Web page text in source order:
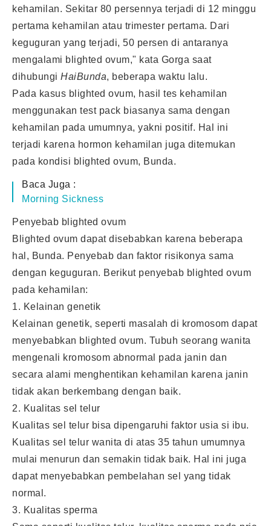
kehamilan. Sekitar 80 persennya terjadi di 12 minggu
pertama kehamilan atau trimester pertama. Dari
keguguran yang terjadi, 50 persen di antaranya
mengalami blighted ovum," kata Gorga saat
dihubungi HaiBunda, beberapa waktu lalu.
Pada kasus blighted ovum, hasil tes kehamilan
menggunakan test pack biasanya sama dengan
kehamilan pada umumnya, yakni positif. Hal ini
terjadi karena hormon kehamilan juga ditemukan
pada kondisi blighted ovum, Bunda.
Baca Juga :
Morning Sickness
Penyebab blighted ovum
Blighted ovum dapat disebabkan karena beberapa
hal, Bunda. Penyebab dan faktor risikonya sama
dengan keguguran. Berikut penyebab blighted ovum
pada kehamilan:
1. Kelainan genetik
Kelainan genetik, seperti masalah di kromosom dapat
menyebabkan blighted ovum. Tubuh seorang wanita
mengenali kromosom abnormal pada janin dan
secara alami menghentikan kehamilan karena janin
tidak akan berkembang dengan baik.
2. Kualitas sel telur
Kualitas sel telur bisa dipengaruhi faktor usia si ibu.
Kualitas sel telur wanita di atas 35 tahun umumnya
mulai menurun dan semakin tidak baik. Hal ini juga
dapat menyebabkan pembelahan sel yang tidak
normal.
3. Kualitas sperma